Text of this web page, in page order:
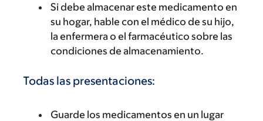
Si debe almacenar este medicamento en
su hogar, hable con el médico de su hijo,
la enfermera o el farmacéutico sobre las
condiciones de almacenamiento.
Todas las presentaciones:
Guarde los medicamentos en un lugar